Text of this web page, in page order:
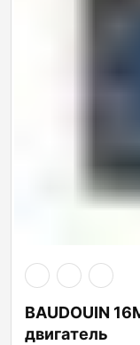
BAUDOUIN
двигатель